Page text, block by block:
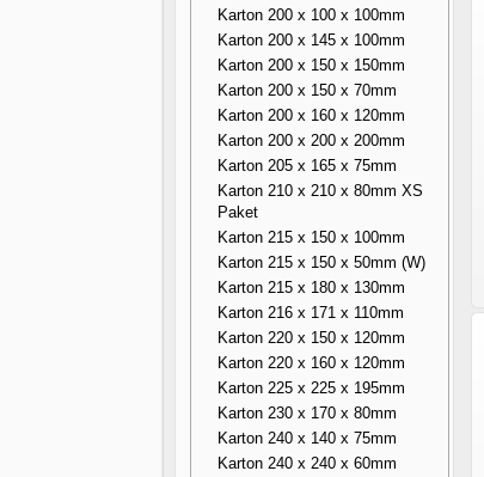
Karton 200 x 100 x 100mm
Karton 200 x 145 x 100mm
Karton 200 x 150 x 150mm
Karton 200 x 150 x 70mm
Karton 200 x 160 x 120mm
Karton 200 x 200 x 200mm
Karton 205 x 165 x 75mm
Karton 210 x 210 x 80mm XS
Paket
Karton 215 x 150 x 100mm
Karton 215 x 150 x 50mm (W)
Karton 215 x 180 x 130mm
Karton 216 x 171 x 110mm
Karton 220 x 150 x 120mm
Karton 220 x 160 x 120mm
Karton 225 x 225 x 195mm
Karton 230 x 170 x 80mm
Karton 240 x 140 x 75mm
Karton 240 x 240 x 60mm